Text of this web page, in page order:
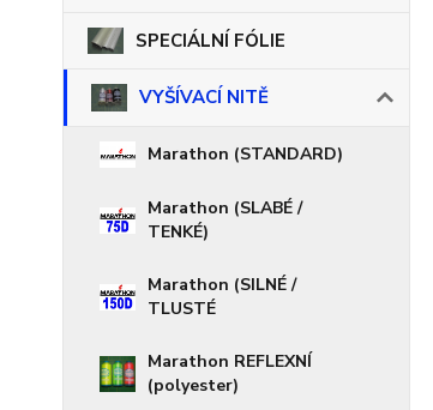
SPECIÁLNÍ FÓLIE
VYŠÍVACÍ NITĚ
Marathon (STANDARD)
Marathon (SLABÉ /
TENKÉ)
Marathon (SILNÉ /
TLUSTÉ
Marathon REFLEXNÍ
(polyester)